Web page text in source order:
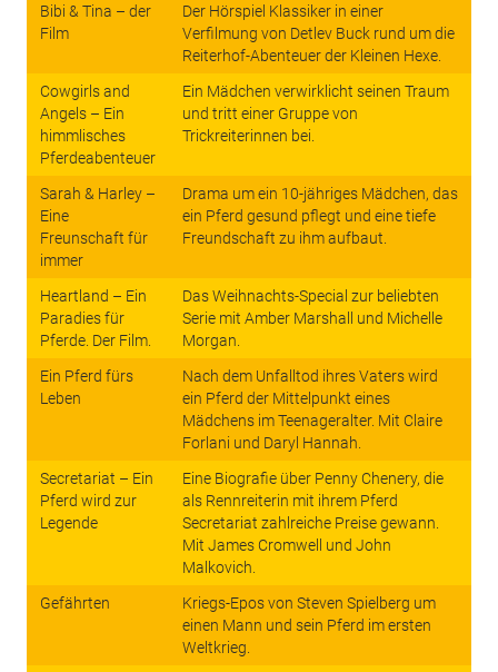
Bibi & Tina – der
Film
Der Hörspiel Klassiker in einer
Verfilmung von Detlev Buck rund um die
Reiterhof-Abenteuer der Kleinen Hexe.
Cowgirls and
Angels – Ein
himmlisches
Pferdeabenteuer
Ein Mädchen verwirklicht seinen Traum
und tritt einer Gruppe von
Trickreiterinnen bei.
Sarah & Harley –
Eine
Freunschaft für
immer
Drama um ein 10-jähriges Mädchen, das
ein Pferd gesund pflegt und eine tiefe
Freundschaft zu ihm aufbaut.
Heartland – Ein
Paradies für
Pferde. Der Film.
Das Weihnachts-Special zur beliebten
Serie mit Amber Marshall und Michelle
Morgan.
Ein Pferd fürs
Leben
Nach dem Unfalltod ihres Vaters wird
ein Pferd der Mittelpunkt eines
Mädchens im Teenageralter. Mit Claire
Forlani und Daryl Hannah.
Secretariat – Ein
Pferd wird zur
Legende
Eine Biografie über Penny Chenery, die
als Rennreiterin mit ihrem Pferd
Secretariat zahlreiche Preise gewann.
Mit James Cromwell und John
Malkovich.
Gefährten
Kriegs-Epos von Steven Spielberg um
einen Mann und sein Pferd im ersten
Weltkrieg.